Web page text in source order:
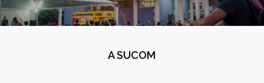
A SUCOM